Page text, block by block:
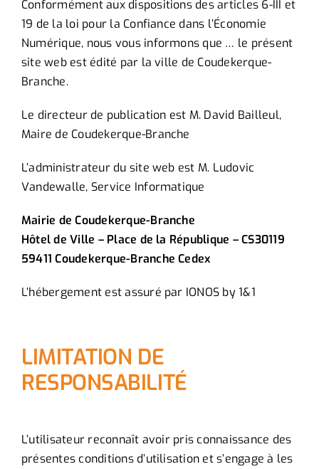
Conformément aux dispositions des articles 6-III et
19 de la loi pour la Confiance dans l’Économie
Numérique, nous vous informons que … le présent
site web est édité par la ville de Coudekerque-
Branche.
Le directeur de publication est M. David Bailleul,
Maire de Coudekerque-Branche
L’administrateur du site web est M. Ludovic
Vandewalle, Service Informatique
Mairie de Coudekerque-Branche
Hôtel de Ville – Place de la République – CS30119
59411 Coudekerque-Branche Cedex
L’hébergement est assuré par IONOS by 1&1
LIMITATION DE
RESPONSABILITÉ
L’utilisateur reconnaît avoir pris connaissance des
présentes conditions d’utilisation et s’engage à les